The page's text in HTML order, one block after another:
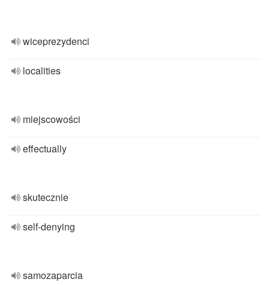
wiceprezydenci
localities
miejscowości
effectually
skutecznie
self-denying
samozaparcia